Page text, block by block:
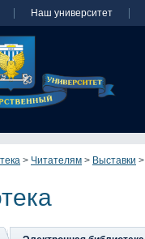
Наш университет
> Читателям > Выставки >